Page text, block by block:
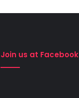
Join us at Facebook